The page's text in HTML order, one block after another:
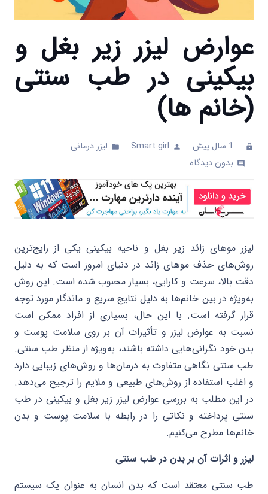
عوارض لیزر زیر بغل و
بیکینی در طب سنتی
(خانم ها)
clock 1 سال پیش person
Smart girl
folder لیزر درمانی
comments بدون دیدگاه
لیزر موهای زائد زیر بغل و ناحیه بیکینی یکی از رایج‌ترین
روش‌های حذف موهای زائد در دنیای امروز است که به دلیل
دقت بالا، سرعت و کارایی، بسیار محبوب شده است. این روش
به‌ویژه در بین خانم‌ها به دلیل نتایج سریع و ماندگار مورد توجه
قرار گرفته است. با این حال، بسیاری از افراد ممکن است
نسبت به عوارض لیزر و تأثیرات آن بر روی سلامت پوست و
بدن خود نگرانی‌هایی داشته باشند، به‌ویژه از منظر طب سنتی.
طب سنتی نگاهی متفاوت به درمان‌ها و روش‌های زیبایی دارد
و اغلب استفاده از روش‌های طبیعی و ملایم را ترجیح می‌دهد.
در این مطلب به بررسی عوارض لیزر زیر بغل و بیکینی در طب
سنتی پرداخته و نکاتی را در رابطه با سلامت پوست و بدن
خانم‌ها مطرح می‌کنیم.
لیزر و اثرات آن بر بدن در طب سنتی
طب سنتی معتقد است که بدن انسان به عنوان یک سیستم